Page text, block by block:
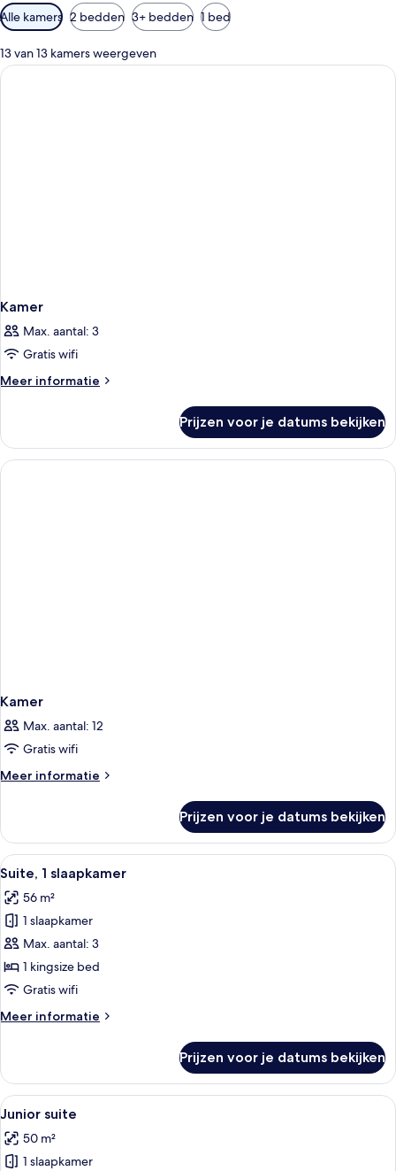
Beschikbare
filters
voor
kamers
Alle kamers 2 bedden 3+ bedden 1 bed
13 van 13 kamers weergeven
Kamer
Max. aantal: 3
Gratis wifi
Meer informatie
Meer
Prijzen voor je datums bekijken
Kamer
Max. aantal: 12
Gratis wifi
Meer informatie
Meer
Prijzen voor je datums bekijken
Alle
foto's
voor
Suite,
1
slaapkamer
laden
Een ruime slaapkamer met een
11
Suite, 1 slaapkamer
56 m²
1 slaapkamer
Max. aantal: 3
1 kingsize bed
Gratis wifi
Meer informatie
Meer
1
slaapkamer
Prijzen voor je datums bekijken
Alle
foto's
voor
Junior
Een ruime lobby met een
12
Junior suite
50 m²
1 slaapkamer